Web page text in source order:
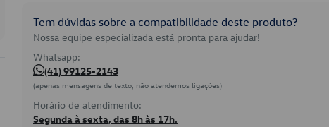
Tem dúvidas sobre a compatibilidade deste produto?
Nossa equipe especializada está pronta para ajudar!
Whatsapp:
(41) 99125-2143
(apenas mensagens de texto, não atendemos ligações)
Horário de atendimento:
Segunda à sexta, das 8h às 17h.